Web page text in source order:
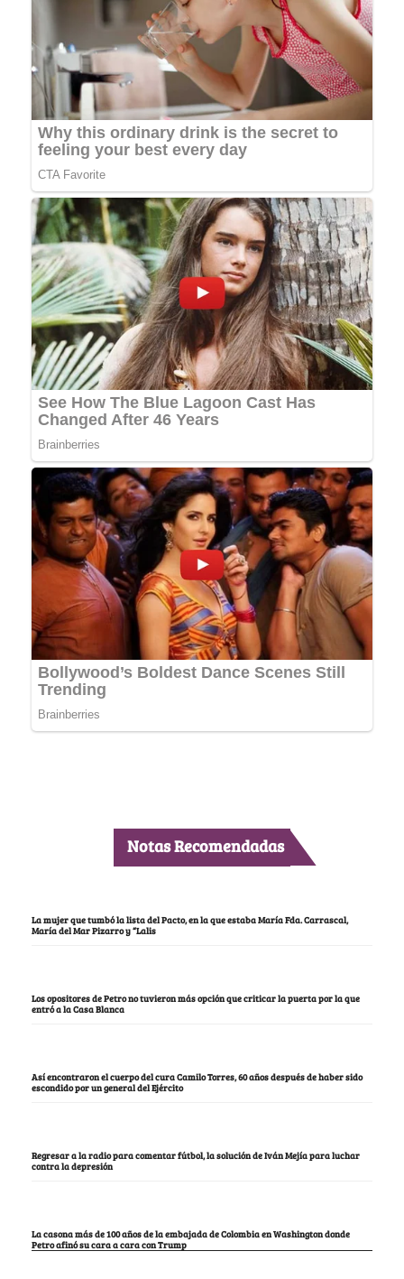
Notas Recomendadas
La mujer que tumbó la lista del Pacto, en la que estaba María Fda. Carrascal,
María del Mar Pizarro y “Lalis
Los opositores de Petro no tuvieron más opción que criticar la puerta por la que
entró a la Casa Blanca
Así encontraron el cuerpo del cura Camilo Torres, 60 años después de haber sido
escondido por un general del Ejército
Regresar a la radio para comentar fútbol, la solución de Iván Mejía para luchar
contra la depresión
La casona más de 100 años de la embajada de Colombia en Washington donde
Petro afinó su cara a cara con Trump